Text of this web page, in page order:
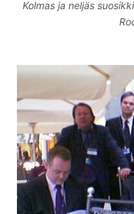
Kolmas ja neljäs